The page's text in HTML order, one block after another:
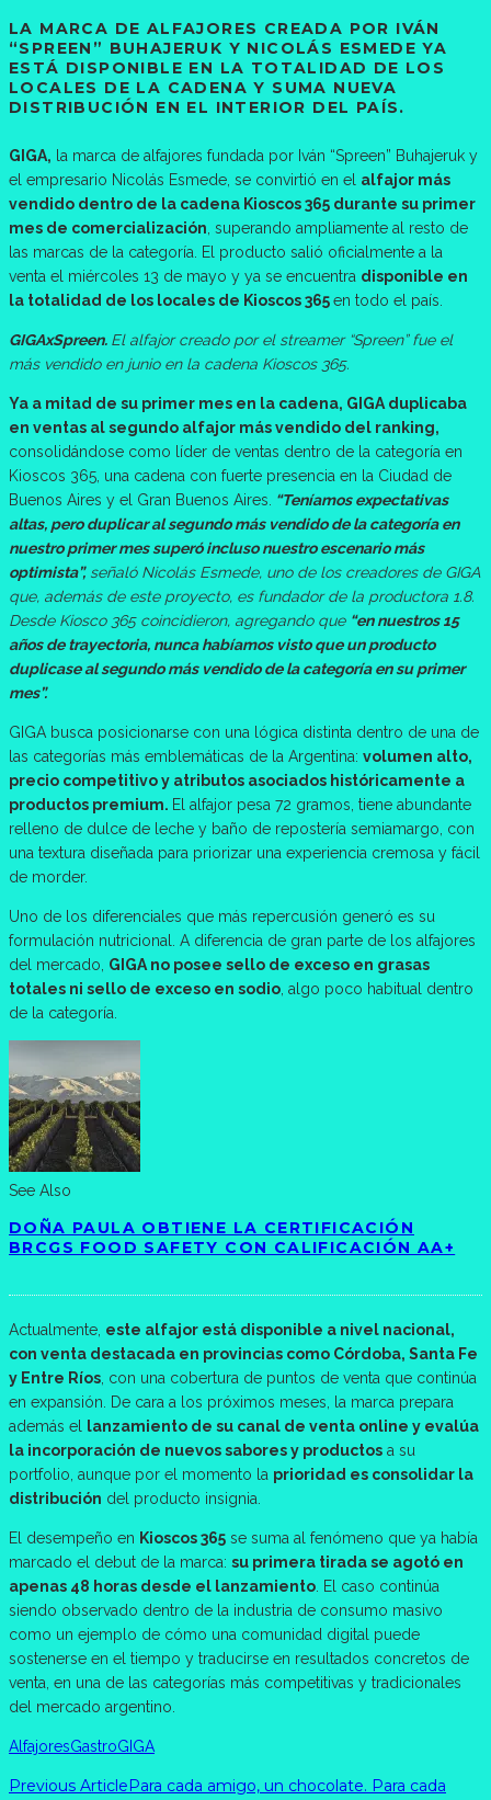
LA MARCA DE ALFAJORES CREADA POR IVÁN
“SPREEN” BUHAJERUK Y NICOLÁS ESMEDE YA
ESTÁ DISPONIBLE EN LA TOTALIDAD DE LOS
LOCALES DE LA CADENA Y SUMA NUEVA
DISTRIBUCIÓN EN EL INTERIOR DEL PAÍS.
GIGA, la marca de alfajores fundada por Iván “Spreen” Buhajeruk y
el empresario Nicolás Esmede, se convirtió en el alfajor más
vendido dentro de la cadena Kioscos 365 durante su primer
mes de comercialización , superando ampliamente al resto de
las marcas de la categoría. El producto salió oficialmente a la
venta el miércoles 13 de mayo y ya se encuentra disponible en
la totalidad de los locales de Kioscos 365en todo el país.
GIGAxSpreen. El alfajor creado por el streamer “Spreen” fue el
más vendido en junio en la cadena Kioscos 365.
Ya a mitad de su primer mes en la cadena, GIGA duplicaba
en ventas al segundo alfajor más vendido del ranking,
consolidándose como líder de ventas dentro de la categoría en
Kioscos 365, una cadena con fuerte presencia en la Ciudad de
Buenos Aires y el Gran Buenos Aires. “Teníamos expectativas
altas, pero duplicar al segundo más vendido de la categoría en
nuestro primer mes superó incluso nuestro escenario más
optimista”,señaló Nicolás Esmede, uno de los creadores de GIGA
que, además de este proyecto, es fundador de la productora 1.8.
Desde Kiosco 365 coincidieron, agregando que “en nuestros 15
años de trayectoria, nunca habíamos visto que un producto
duplicase al segundo más vendido de la categoría en su primer
mes”.
GIGA busca posicionarse con una lógica distinta dentro de una de
las categorías más emblemáticas de la Argentina: volumen alto,
precio competitivo y atributos asociados históricamente a
productos premium. El alfajor pesa 72 gramos, tiene abundante
relleno de dulce de leche y baño de repostería semiamargo, con
una textura diseñada para priorizar una experiencia cremosa y fácil
de morder.
Uno de los diferenciales que más repercusión generó es su
formulación nutricional. A diferencia de gran parte de los alfajores
del mercado, GIGA no posee sello de exceso en grasas
totales ni sello de exceso en sodio , algo poco habitual dentro
de la categoría.
See Also
DOÑA PAULA OBTIENE LA CERTIFICACIÓN
BRCGS FOOD SAFETY CON CALIFICACIÓN AA+
Actualmente, este alfajor está disponible a nivel nacional,
con venta destacada en provincias como Córdoba, Santa Fe
y Entre Ríos , con una cobertura de puntos de venta que continúa
en expansión. De cara a los próximos meses, la marca prepara
además el lanzamiento de su canal de venta online y evalúa
la incorporación de nuevos sabores y productos a su
portfolio, aunque por el momento la prioridad es consolidar la
distribución del producto insignia.
El desempeño en Kioscos 365 se suma al fenómeno que ya había
marcado el debut de la marca: su primera tirada se agotó en
apenas 48 horas desde el lanzamiento . El caso continúa
siendo observado dentro de la industria de consumo masivo
como un ejemplo de cómo una comunidad digital puede
sostenerse en el tiempo y traducirse en resultados concretos de
venta, en una de las categorías más competitivas y tradicionales
del mercado argentino.
AlfajoresGastroGIGA
Previous ArticlePara cada amigo, un chocolate. Para cada